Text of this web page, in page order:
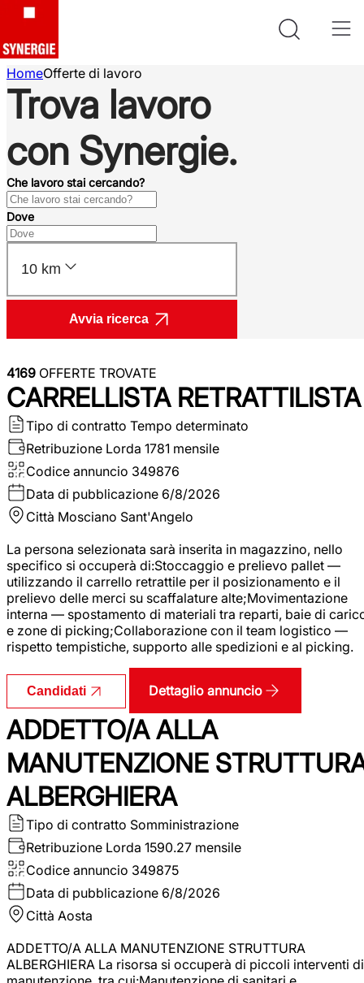
HomeOfferte di lavoro
Trova lavoro
con Synergie.
Che lavoro stai cercando?
Dove
10 km
Avvia ricerca
4169 OFFERTE TROVATE
CARRELLISTA RETRATTILISTA
Tipo di contratto Tempo determinato
Retribuzione Lorda 1781 mensile
Codice annuncio 349876
Data di pubblicazione 6/8/2026
Città Mosciano Sant'Angelo
La persona selezionata sarà inserita in magazzino, nello
specifico si occuperà di:Stoccaggio e prelievo pallet —
utilizzando il carrello retrattile per il posizionamento e il
prelievo delle merci su scaffalature alte;Movimentazione
interna — spostamento di materiali tra reparti, baie di
e zone di picking;Collaborazione con il team logistico —
rispetto tempistiche, supporto alle spedizioni e al picking.
Candidati Dettaglio annuncio
ADDETTO/A ALLA
MANUTENZIONE
ALBERGHIERA
Tipo di contratto Somministrazione
Retribuzione Lorda 1590.27 mensile
Codice annuncio 349875
Data di pubblicazione 6/8/2026
Città Aosta
ADDETTO/A ALLA MANUTENZIONE STRUTTURA
ALBERGHIERA La risorsa si occuperà di piccoli interventi di